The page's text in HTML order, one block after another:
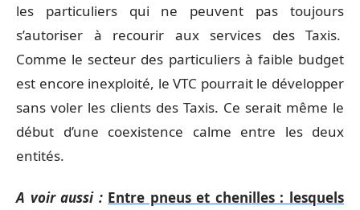
les particuliers qui ne peuvent pas toujours
s’autoriser à recourir aux services des Taxis.
Comme le secteur des particuliers à faible budget
est encore inexploité, le VTC pourrait le développer
sans voler les clients des Taxis. Ce serait même le
début d’une coexistence calme entre les deux
entités.
A voir aussi : Entre pneus et chenilles : lesquels